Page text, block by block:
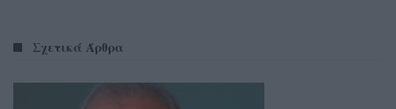
Σχετικά Άρθρα